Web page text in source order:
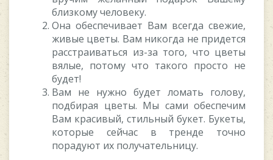
близкому человеку.
Она обеспечивает Вам всегда свежие,
живые цветы. Вам никогда не придется
расстраиваться из-за того, что цветы
вялые, потому что такого просто не
будет!
Вам не нужно будет ломать голову,
подбирая цветы. Мы сами обеспечим
Вам красивый, стильный букет. Букеты,
которые сейчас в тренде точно
порадуют их получательницу.